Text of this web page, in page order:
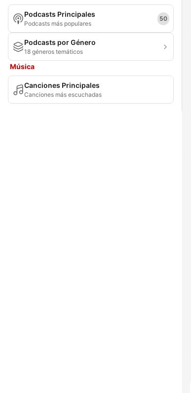
Podcasts Principales
Podcasts más populares
50
Podcasts por Género
18 géneros temáticos
Música
Canciones Principales
Canciones más escuchadas